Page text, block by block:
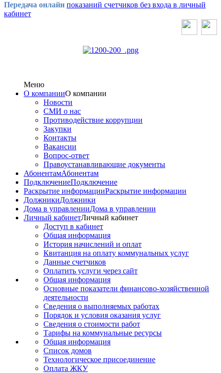
Передача онлайн показаний счетчиков без входа в личный
кабинет
Меню
О компанииО компании
Новости
СМИ о нас
Противодействие коррупции
Закупки
Контакты
Вакансии
Вопрос-ответ
Правоустанавливающие документы
АбонентамАбонентам
ПодключениеПодключение
Раскрытие информацииРаскрытие информации
ДолжникиДолжники
Дома в управленииДома в управлении
Личный кабинетЛичный кабинет
Доступ в кабинет
Общая информация
История начислений и оплат
Квитанция на оплату коммунальных услуг
Данные счетчиков
Оплатить услуги через сайт
Общая информация
Основные показатели финансово-хозяйственной
деятельности
Сведения о выполняемых работах
Порядок и условия оказания услуг
Сведения о стоимости работ
Тарифы на коммунальные ресурсы
Общая информация
Список домов
Технологическое присоединение
Оплата ЖКУ